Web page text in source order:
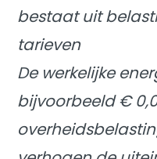
bestaat uit
tarieven
De werkelijke
bijvoorbeeld €